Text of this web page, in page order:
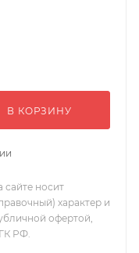
В КОРЗИНУ
сайте носит
характер и
офертой,
РФ.